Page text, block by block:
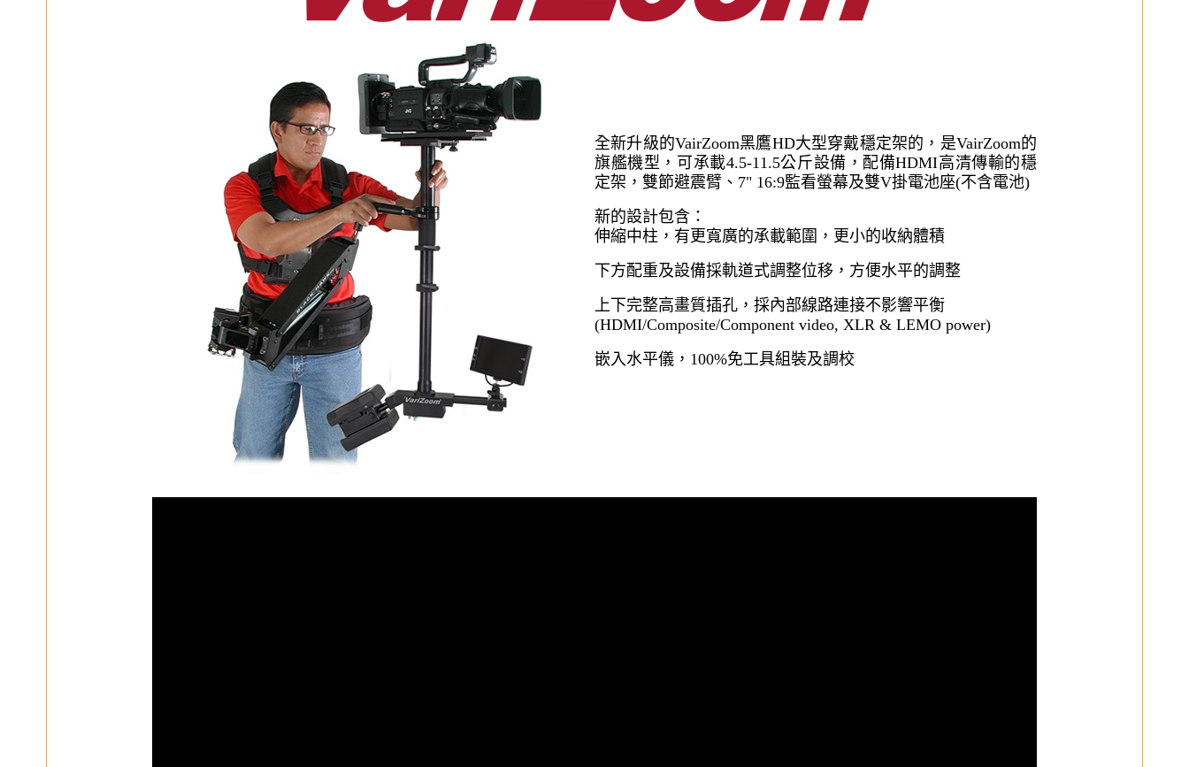
全新升級的VairZoom黑鷹HD大型穿戴穩定架的，是VairZoom的
旗艦機型，可承載4.5-11.5公斤設備，配備HDMI高清傳輸的穩
定架，雙節避震臂、7" 16:9監看螢幕及雙V掛電池座(不含電池)
新的設計包含：
伸縮中柱，有更寬廣的承載範圍，更小的收納體積
下方配重及設備採軌道式調整位移，方便水平的調整
上下完整高畫質插孔，採內部線路連接不影響平衡
(HDMI/Composite/Component video, XLR & LEMO power)
嵌入水平儀， 100%免工具組裝及調校